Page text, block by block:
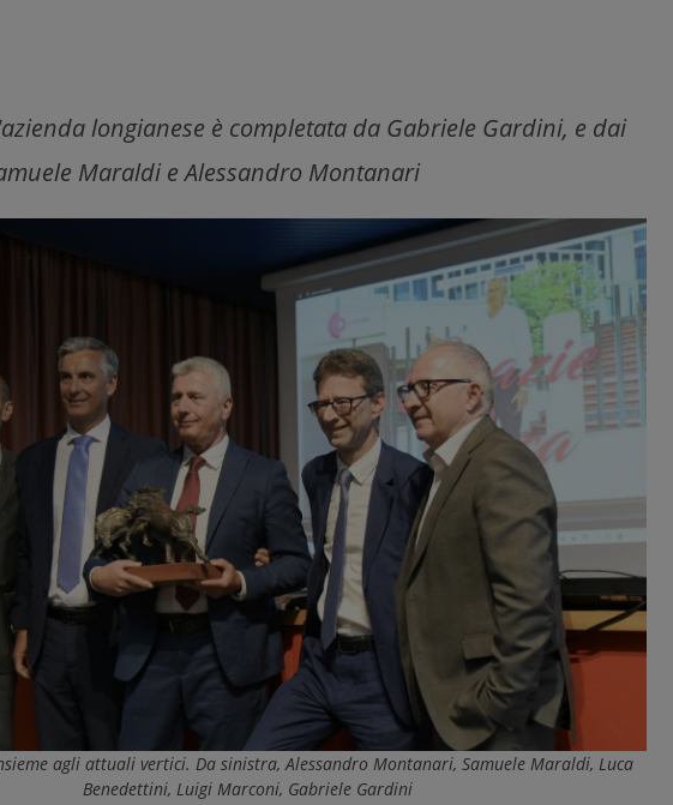
longianese è completata da Gabriele Gardini, e dai
Maraldi e Alessandro Montanari
agli attuali vertici. Da sinistra, Alessandro Montanari, Samuele Maraldi, Luca
Benedettini, Luigi Marconi, Gabriele Gardini